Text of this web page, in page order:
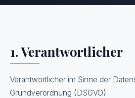
Premium-Begleitung
1. Verantwortlicher
Verantwortlicher im Sinne der
Grundverordnung (DSGVO):